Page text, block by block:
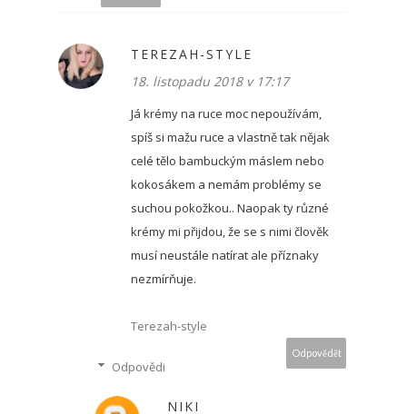
TEREZAH-STYLE
18. listopadu 2018 v 17:17
Já krémy na ruce moc nepoužívám,
spíš si mažu ruce a vlastně tak nějak
celé tělo bambuckým máslem nebo
kokosákem a nemám problémy se
suchou pokožkou.. Naopak ty různé
krémy mi přijdou, že se s nimi člověk
musí neustále natírat ale příznaky
nezmírňuje.
Terezah-style
Odpovědět
Odpovědi
NIKI